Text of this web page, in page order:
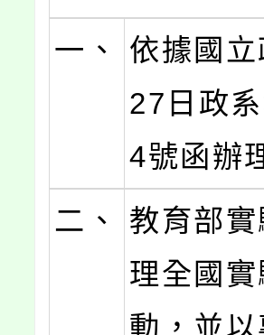
一、
依據國
27日政
4號函辦
二、
教育部
理全國
動，並